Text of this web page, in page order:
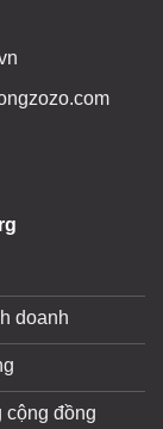
doanh
cộng đồng